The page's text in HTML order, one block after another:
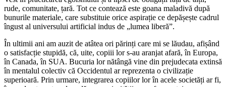
rude, comunitate, țară. Tot ce contează este goana maladivă după
bunurile materiale, care substituie orice aspirație ce depășește cadrul
îngust al universului artificial indus de „lumea liberă”.
În ultimii ani am auzit de atâtea ori părinți care mi se lăudau, afișând
o satisfacție stupidă, că, uite, copiii lor s-au aranjat afară, în Europa,
în Canada, în SUA. Bucuria lor nătângă vine din prejudecata extinsă
în mentalul colectiv că Occidentul ar reprezenta o civilizație
superioară. Prin urmare, integrarea copiilor lor în acele societăți ar fi,